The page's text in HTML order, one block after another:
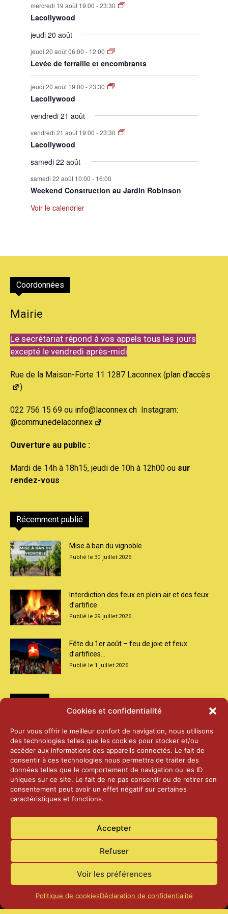
Cookies et confidentialité
Pour vous offrir le meilleur confort de navigation, nous utilisons
des technologies telles que les cookies pour stocker et/ou
accéder aux informations des appareils connectés. Le fait de
consentir à ces technologies nous permettra de traiter des
données telles que le comportement de navigation ou les ID
uniques sur ce site. Le fait de ne pas consentir ou de retirer son
consentement peut avoir un effet négatif sur certaines
caractéristiques et fonctions.
Accepter
Refuser
Voir les préférences
Politique de cookiesDéclaration de confidentialité
mercredi 19 août 19:00 -23:30
Lacollywood
jeudi 20 août
jeudi 20 août 06:00 - 12:00
Levée de ferraille et encombrants
jeudi 20 août 19:00 -23:30
Lacollywood
vendredi 21 août
vendredi 21 août 19:00 -23:30
Lacollywood
samedi 22 août
samedi 22 août 10:00 - 16:00
Weekend Construction au Jardin Robinson
Voir le calendrier
Coordonnées
Mairie
Le secrétariat répond à vos appels tous les jours
excepté le vendredi après-midi
Rue de la Maison-Forte 11 1287 Laconnex (plan d'accès
)
022 756 15 69 ou info@laconnex.ch Instagram:
@communedelaconnex
Ouverture au public :
Mardi de 14h à 18h15, jeudi de 10h à 12h00 ou sur
rendez-vous
Récemment publié
Mise à ban du vignoble
30 juillet 2026
Interdiction des feux en plein air et des feux
d’artifice
29 juillet 2026
Fête du 1er août – feu de joie et feux
d’artifices...
1 juillet 2026
2026 – Laiterie d’Orsières et Abbaye de St-
Maurice
25 juin 2026
2025 – Palais Fédéral – Berne
25 juin 2026
Aînés – Noël 2024
Accueil Actualités Contact Confidentialité